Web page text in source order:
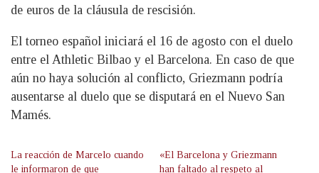
de euros de la cláusula de rescisión.
El torneo español iniciará el 16 de agosto con el duelo
entre el Athletic Bilbao y el Barcelona. En caso de que
aún no haya solución al conflicto, Griezmann podría
ausentarse al duelo que se disputará en el Nuevo San
Mamés.
La reacción de Marcelo cuando
le informaron de que
«El Barcelona y Griezmann
han faltado al respeto al